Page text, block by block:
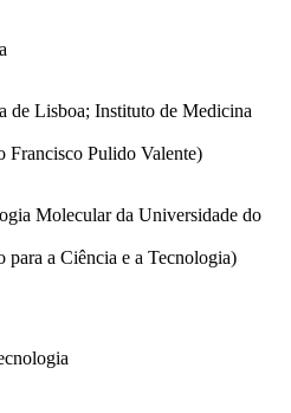
de Lisboa; Instituto de Medicina
Francisco Pulido Valente)
Molecular da Universidade do
para a Ciência e a Tecnologia)